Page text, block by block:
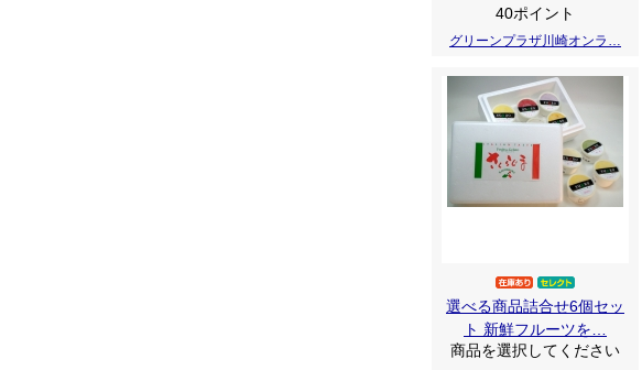
40ポイント
グリーンプラザ川崎オンラ…
選べる商品詰合せ6個セッ
ト 新鮮フルーツを…
商品を選択してください